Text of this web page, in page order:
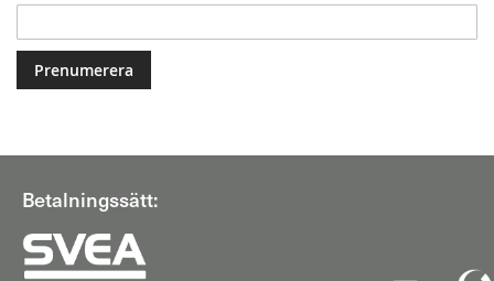
Betalningssätt: